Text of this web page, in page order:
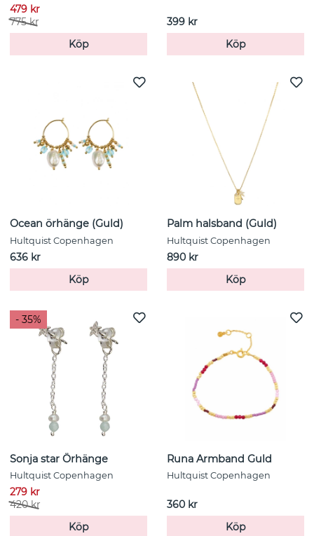
479 kr
775 kr
Köp
399 kr
Köp
Ocean örhänge (Guld)
Hultquist Copenhagen
636 kr
Köp
Palm halsband (Guld)
Hultquist Copenhagen
890 kr
Köp
- 35%
Sonja star Örhänge
Hultquist Copenhagen
279 kr
420 kr
Köp
Runa Armband Guld
Hultquist Copenhagen
360 kr
Köp